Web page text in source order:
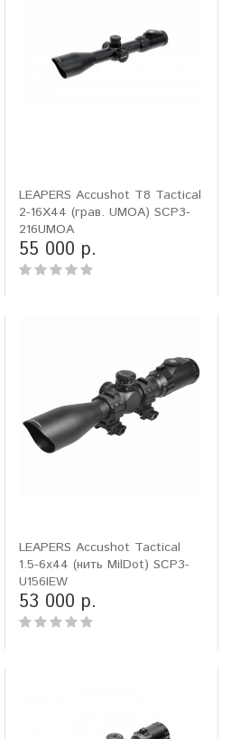
LEAPERS Accushot T8 Tactical
2-16X44 (грав. UMOA) SCP3-
216UMOA
55 000 р.
LEAPERS Accushot Tactical
1.5-6x44 (нить MilDot) SCP3-
U156IEW
53 000 р.